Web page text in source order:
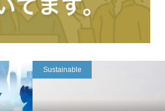
Sustainable